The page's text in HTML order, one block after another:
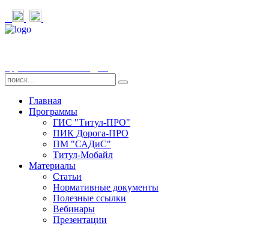
Главная
Программы
ГИС "Титул-ПРО"
ПИК Дорога-ПРО
ПМ "САДиС"
Титул-Мобайл
Материалы
Статьи
Нормативные документы
Полезные ссылки
Вебинары
Презентации